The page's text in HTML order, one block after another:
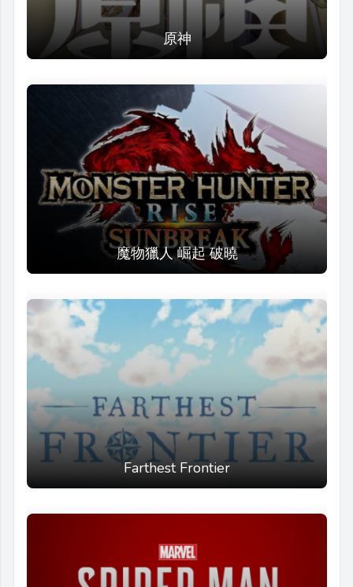
原神
魔物獵人 崛起 破曉
Farthest Frontier